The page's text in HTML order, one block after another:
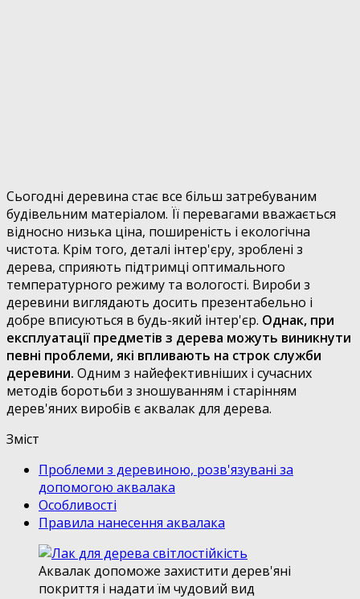
Сьогодні деревина стає все більш затребуваним
будівельним матеріалом. Її перевагами вважається
відносно низька ціна, поширеність і екологічна
чистота. Крім того, деталі інтер'єру, зроблені з
дерева, сприяють підтримці оптимального
температурного режиму та вологості. Вироби з
деревини виглядають досить презентабельно і
добре вписуються в будь-який інтер'єр. Однак, при
експлуатації предметів з дерева можуть виникнути
певні проблеми, які впливають на строк служби
деревини. Одним з найефективніших і сучасних
методів боротьби з зношуванням і старінням
дерев'яних виробів є аквалак для дерева.
Зміст
Проблеми з деревиною, розв'язувані за
допомогою аквалака
Особливості
Правила нанесення аквалака
Аквалак допоможе захистити дерев'яні
покриття і надати їм чудовий вид